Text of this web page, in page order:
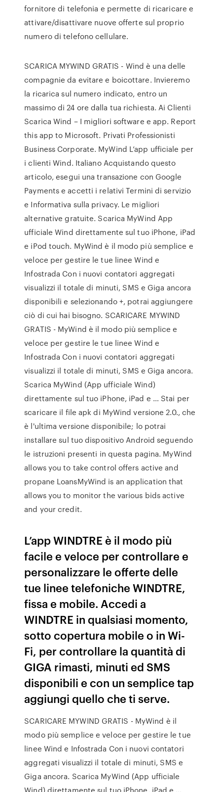
fornitore di telefonia e permette di ricaricare e
attivare/disattivare nuove offerte sul proprio
numero di telefono cellulare.
SCARICA MYWIND GRATIS - Wind è una delle
compagnie da evitare e boicottare. Invieremo
la ricarica sul numero indicato, entro un
massimo di 24 ore dalla tua richiesta. Ai Clienti
Scarica Wind – I migliori software e app. Report
this app to Microsoft. Privati Professionisti
Business Corporate. MyWind L’app ufficiale per
i clienti Wind. Italiano Acquistando questo
articolo, esegui una transazione con Google
Payments e accetti i relativi Termini di servizio
e Informativa sulla privacy. Le migliori
alternative gratuite. Scarica MyWind App
ufficiale Wind direttamente sul tuo iPhone, iPad
e iPod touch. ‎MyWind è il modo più semplice e
veloce per gestire le tue linee Wind e
Infostrada Con i nuovi contatori aggregati
visualizzi il totale di minuti, SMS e Giga ancora
disponibili e selezionando +, potrai aggiungere
ciò di cui hai bisogno. SCARICARE MYWIND
GRATIS - MyWind è il modo più semplice e
veloce per gestire le tue linee Wind e
Infostrada Con i nuovi contatori aggregati
visualizzi il totale di minuti, SMS e Giga ancora.
Scarica MyWind (App ufficiale Wind)
direttamente sul tuo iPhone, iPad e … Stai per
scaricare il file apk di MyWind versione 2.0., che
è l'ultima versione disponibile; lo potrai
installare sul tuo dispositivo Android seguendo
le istruzioni presenti in questa pagina. MyWind
allows you to take control offers active and
propane LoansMyWind is an application that
allows you to monitor the various bids active
and your credit.
L’app WINDTRE è il modo più
facile e veloce per controllare e
personalizzare le offerte delle
tue linee telefoniche WINDTRE,
fissa e mobile. Accedi a
WINDTRE in qualsiasi momento,
sotto copertura mobile o in Wi-
Fi, per controllare la quantità di
GIGA rimasti, minuti ed SMS
disponibili e con un semplice tap
aggiungi quello che ti serve.
SCARICARE MYWIND GRATIS - MyWind è il
modo più semplice e veloce per gestire le tue
linee Wind e Infostrada Con i nuovi contatori
aggregati visualizzi il totale di minuti, SMS e
Giga ancora. Scarica MyWind (App ufficiale
Wind) direttamente sul tuo iPhone, iPad e …